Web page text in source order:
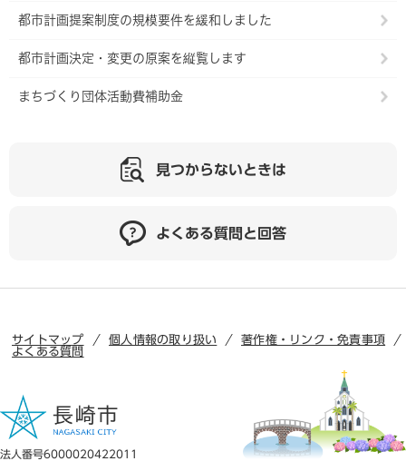
都市計画提案制度の規模要件を緩和しました
都市計画決定・変更の原案を縦覧します
まちづくり団体活動費補助金
見つからないときは
よくある質問と回答
サイトマップ 個人情報の取り扱い
著作権・リンク・免責事項
よくある質問
法人番号6000020422011